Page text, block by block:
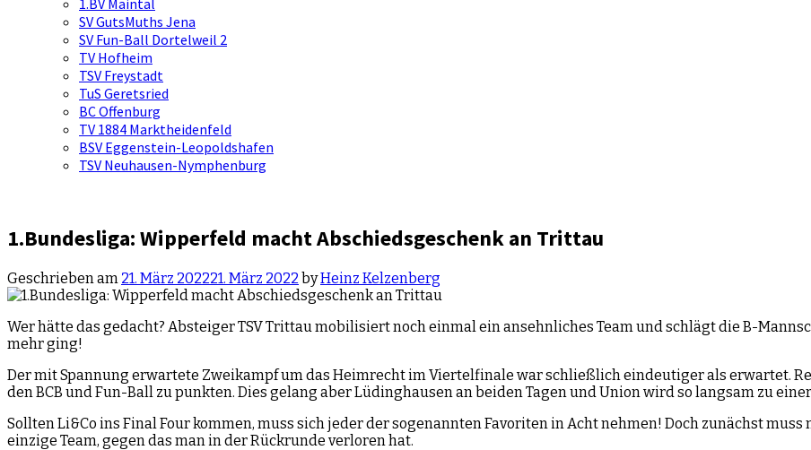
SV GutsMuths Jena
SV Fun-Ball Dortelweil 2
TV Hofheim
TSV Freystadt
TuS Geretsried
BC Offenburg
TV 1884 Marktheidenfeld
BSV Eggenstein-Leopoldshafen
TSV Neuhausen-Nymphenburg
1.Bundesliga: Wipperfeld macht Abschiedsgeschenk an Trittau
Geschrieben am 21. März 202221. März 2022 byHeinz Kelzenberg
Wer hätte das gedacht? Absteiger TSV Trittau mobilisiert noch einmal ein ansehnliches Team und schlägt die B-
mehr ging!
Der mit Spannung erwartete Zweikampf um das Heimrecht im Viertelfinale war schließlich eindeutiger als erwartet.
den BCB und Fun-Ball zu punkten. Dies gelang aber Lüdinghausen an beiden Tagen und Union wird so langsam zu
Sollten Li&Co ins Final Four kommen, muss sich jeder der sogenannten Favoriten in Acht nehmen! Doch zunächst
einzige Team, gegen das man in der Rückrunde verloren hat.